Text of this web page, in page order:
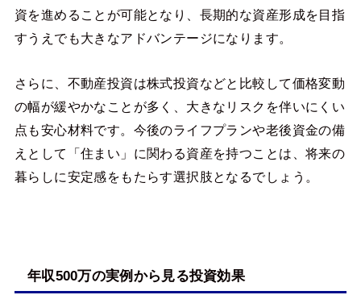
資を進めることが可能となり、長期的な資産形成を目指
すうえでも大きなアドバンテージになります。
さらに、不動産投資は株式投資などと比較して価格変動
の幅が緩やかなことが多く、大きなリスクを伴いにくい
点も安心材料です。今後のライフプランや老後資金の備
えとして「住まい」に関わる資産を持つことは、将来の
暮らしに安定感をもたらす選択肢となるでしょう。
年収500万の実例から見る投資効果